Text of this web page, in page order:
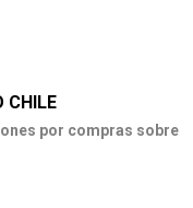
CHILE
por compras sobre